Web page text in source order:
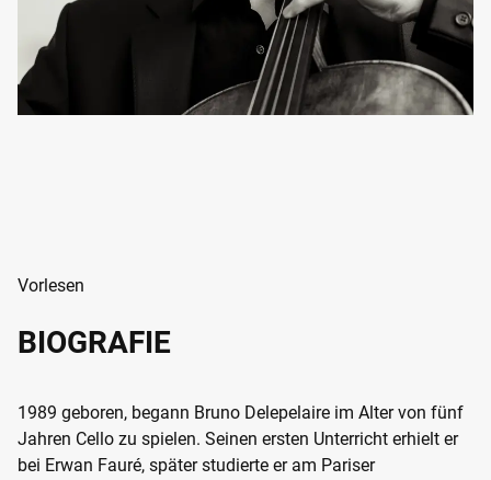
Vorlesen
BIOGRAFIE
1989 geboren, begann Bruno Delepelaire im Alter von fünf
Jahren Cello zu spielen. Seinen ersten Unterricht erhielt er
bei Erwan Fauré, später studierte er am Pariser